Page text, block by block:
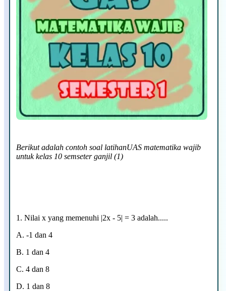
Berikut adalah contoh soal latihanUAS matematika wajib
untuk kelas 10 semseter ganjil (1)
1. Nilai x yang memenuhi |2x - 5| = 3 adalah.....
A. -1 dan 4
B. 1 dan 4
C. 4 dan 8
D. 1 dan 8